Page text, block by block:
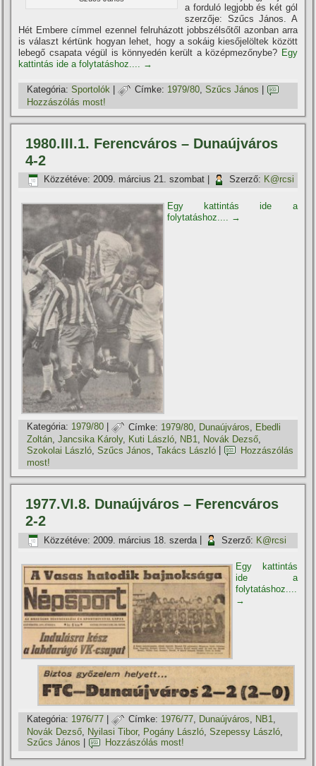
a forduló legjobb és két gól
szerzője: Szűcs János. A
Hét Embere cí­mmel ezennel felruházott jobbszélsőtől azonban arra
is választ kértünk hogyan lehet, hogy a sokáig kiesőjelöltek között
lebegő csapata végül is könnyedén került a középmezőnybe? Egy
kattintás ide a folytatáshoz....
→
Kategória: Sportolók Címke: 1979/80 ,Szűcs János
Hozzászólás most!
1980.III.1. Ferencváros – Dunaújváros
4-2
Közzétéve: 2009. március 21. szombat Szerző: K@rcsi
Egy kattintás ide a
folytatáshoz....
→
Kategória: 1979/80 | Címke: 1979/80 Dunaújváros
Ebedli
Zoltán,Jancsika Károly, Kuti László, NB1, Novák Dezső,
Szokolai László ,Szűcs János ,Takács László
Hozzászólás
most!
1977.VI.8. Dunaújváros – Ferencváros
2-2
Közzétéve: 2009. március 18. szerda Szerző: K@rcsi
Egy kattintás
ide a
folytatáshoz....
→
Kategória: 1976/77 Címke: 1976/77 Dunaújváros NB1
Novák Dezső Nyilasi Tibor, Pogány László ,Szepessy László
Szűcs János
Hozzászólás most!